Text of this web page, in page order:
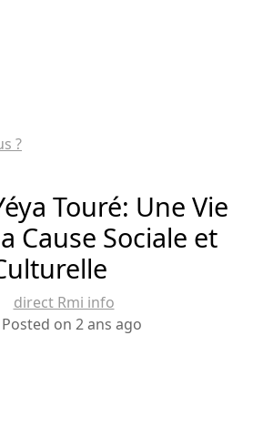
?
Touré: Une Vie
Cause Sociale et
direct Rmi info
Posted on 2 ans ago